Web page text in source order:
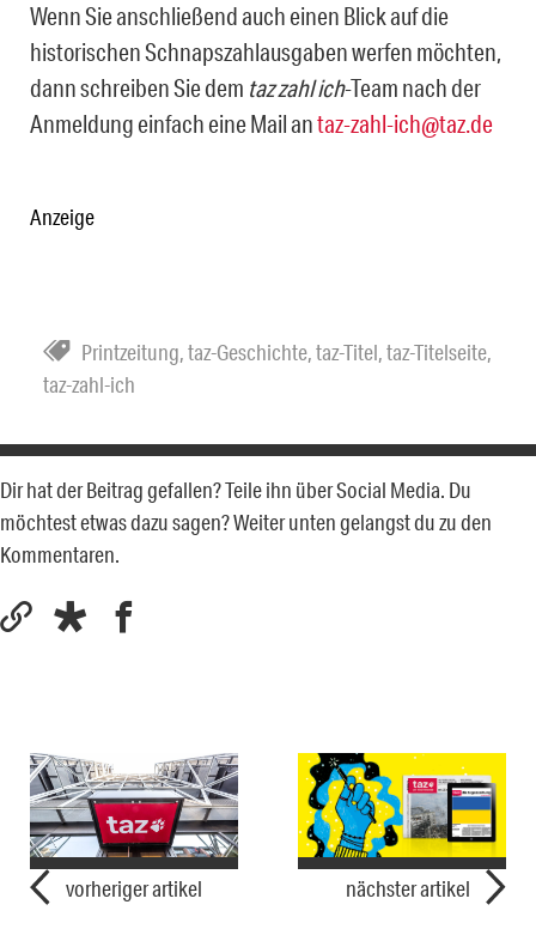
Wenn Sie anschließend auch einen Blick auf die
historischen Schnapszahlausgaben werfen möchten,
dann schreiben Sie dem taz zahl ich-Team nach der
Anmeldung einfach eine Mail antaz-zahl-ich@taz.de
Anzeige
Printzeitung,taz-Geschichte,taz-Titel,taz-Titelseite,
taz-zahl-ich
Dir hat der Beitrag gefallen? Teile ihn über Social Media. Du
möchtest etwas dazu sagen? Weiter unten gelangst du zu den
Kommentaren.
vorheriger artikel nächster artikel